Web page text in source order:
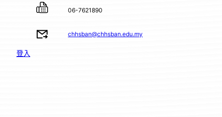
06-7621890
chhsban@chhsban.edu.my
登入